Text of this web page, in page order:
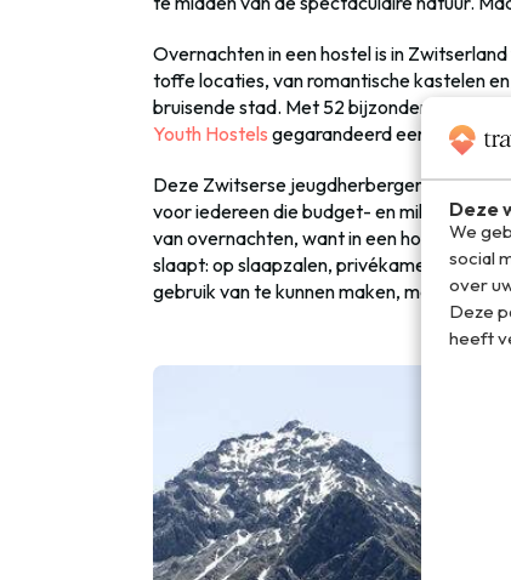
Deze
We
social
over
Deze
heeft
Overnachten in een hostel is in
toffe locaties, van romantische kastelen
bruisende stad. Met 52 bijzondere
Youth Hostels gegarandeerd een
Deze Zwitserse jeugdherbergen zijn echt
voor iedereen die budget- en milieubewust
van overnachten, want in een hostel heb
slaapt: op slaapzalen, privékamers en
gebruik van te kunnen maken, maar dat